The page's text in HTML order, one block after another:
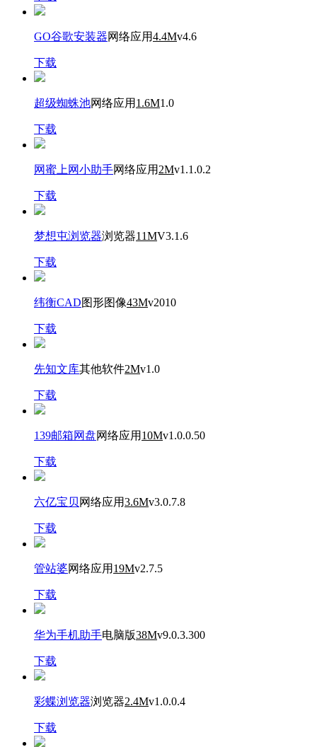
GO谷歌安装器网络应用4.4Mv4.6
下载
超级蜘蛛池网络应用 1.6M1.0
下载
网蜜上网小助手网络应用 2Mv1.1.0.2
下载
梦想屯浏览器浏览器11MV3.1.6
下载
纬衡CAD图形图像43Mv2010
下载
先知文库其他软件2Mv1.0
下载
139邮箱网盘网络应用 10Mv1.0.0.50
下载
六亿宝贝 网络应用3.6Mv3.0.7.8
下载
管站婆网络应用 19Mv2.7.5
下载
华为手机助手电脑版38Mv9.0.3.300
下载
彩蝶浏览器浏览器2.4Mv1.0.0.4
下载